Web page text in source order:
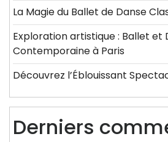
La Magie du Ballet de Danse
Exploration artistique : Ballet et
Contemporaine à Paris
Découvrez l’Éblouissant
Derniers